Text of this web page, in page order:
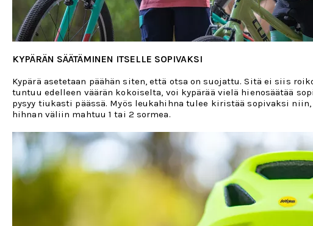
KYPÄRÄN SÄÄTÄMINEN ITSELLE SOPIVAKSI
Kypärä asetetaan päähän siten, että otsa on suojattu. Sitä ei siis
tuntuu edelleen väärän kokoiselta, voi kypärää vielä hienosäätää
pysyy tiukasti päässä. Myös leukahihna tulee kiristää sopivaksi
hihnan väliin mahtuu 1 tai 2 sormea.